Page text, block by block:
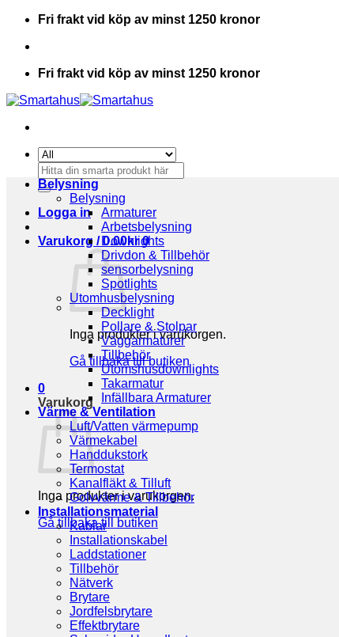
Skip
content
Fri frakt vid köp av minst 1250 kronor
Fri frakt vid köp av minst 1250 kronor
Sök
efter:
Logga in
Varukorg /0.00kr 0
Inga produkter i varukorgen.
Gå tillbaka till butiken
0
Varukorg
Inga produkter i varukorgen.
Gå tillbaka till butiken
Belysning
Belysning
Armaturer
Arbetsbelysning
Downlights
Drivdon & Tillbehör
sensorbelysning
Spotlights
Utomhusbelysning
Decklight
Pollare & Stolpar
Väggarmaturer
Tillbehör
Utomshusdownlights
Takarmatur
Infällbara Armaturer
Värme & Ventilation
Luft/Vatten värmepump
Värmekabel
Handdukstork
Termostat
Kanalfläkt & Tilluft
Golvvärme & Tillbehör
Installationsmaterial
Kablar
Installationskabel
Laddstationer
Tillbehör
Nätverk
Brytare
Jordfelsbrytare
Effektbrytare